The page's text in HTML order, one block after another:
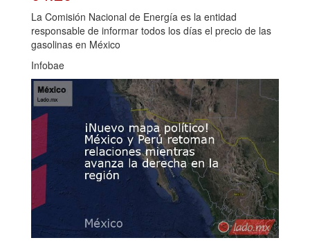
La Comisión Nacional de Energía es la entidad
responsable de informar todos los días el precio de las
gasolinas en México
Infobae